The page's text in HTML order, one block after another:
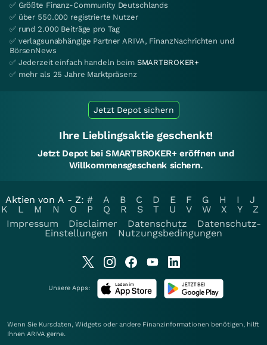
✅ Größte Finanz-Community Deutschlands
✅ über 550.000 registrierte Nutzer
✅ rund 2.000 Beiträge pro Tag
✅ verlagsunabhängige Partner ARIVA, FinanzNachrichten und
BörsenNews
✅ Jederzeit einfach handeln beim SMARTBROKER+
✅ mehr als 25 Jahre Marktpräsenz
Jetzt Depot sichern
Ihre Lieblingsaktie geschenkt!
Jetzt Depot bei SMARTBROKER+ eröffnen und
Willkommensgeschenk sichern.
Aktien von A - Z: # A B C D E F G H I
J
K
L M N O P Q R S T U V W X Y
Z
Impressum
Disclaimer Datenschutz
Datenschutz-
Einstellungen
Nutzungsbedingungen
Unsere Apps:
Wenn Sie Kursdaten, Widgets oder andere Finanzinformationen benötigen, hilft
Ihnen ARIVA gerne.